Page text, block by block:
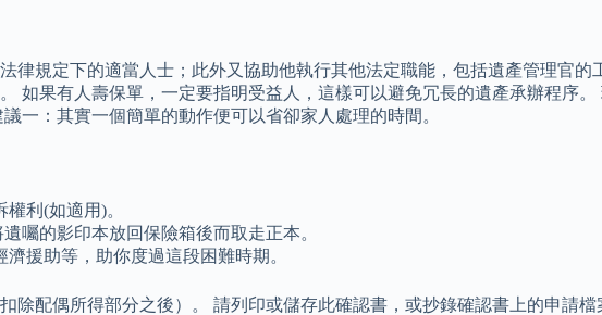
律規定下的適當人士；此外又協助他執行其他法定職能，包括遺產管理官
如果有人壽保單，一定要指明受益人，這樣可以避免冗長的遺產承辦程序
一：其實一個簡單的動作便可以省卻家人處理的時間。
利(如適用)。
囑的影印本放回保險箱後而取走正本。
援助等，助你度過這段困難時期。
配偶所得部分之後）。 請列印或儲存此確認書，或抄錄確認書上的申請